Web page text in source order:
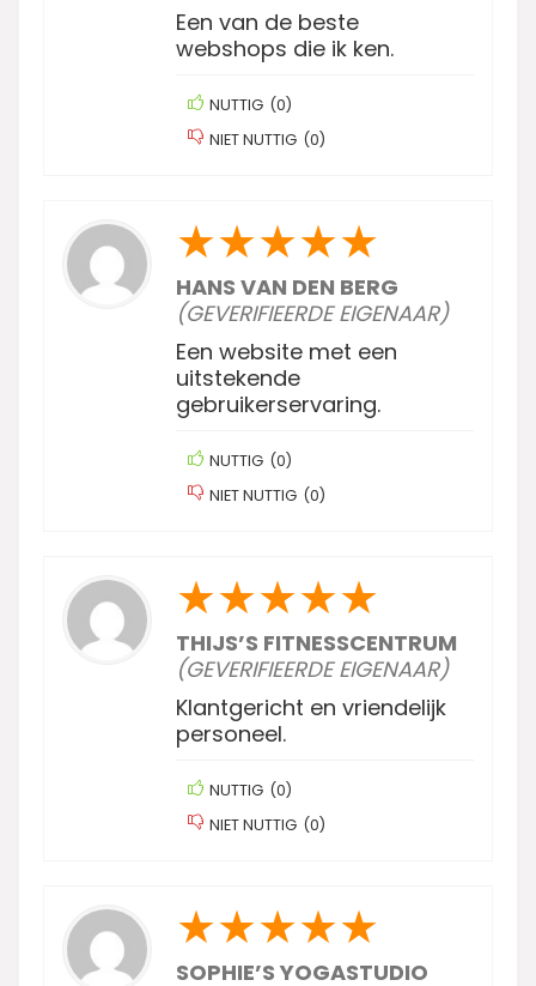
Een van de beste
webshops die ik ken.
NUTTIG (0)
NIET NUTTIG (0)
★★★★★
HANS VAN DEN BERG
(GEVERIFIEERDE EIGENAAR)
Een website met een
uitstekende
gebruikerservaring.
NUTTIG (0)
NIET NUTTIG (0)
★★★★★
THIJS’S FITNESSCENTRUM
(GEVERIFIEERDE EIGENAAR)
Klantgericht en vriendelijk
personeel.
NUTTIG (0)
NIET NUTTIG (0)
★★★★★
SOPHIE’S YOGASTUDIO